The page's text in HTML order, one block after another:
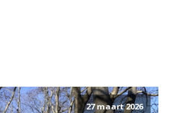
27 maart 2026